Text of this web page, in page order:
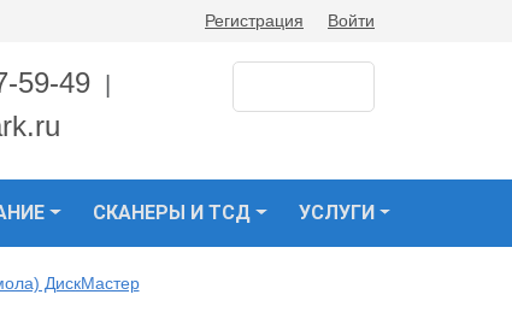
Регистрация Войти
59-49
СКАНЕРЫ И ТСД УСЛУГИ
ДискМастер